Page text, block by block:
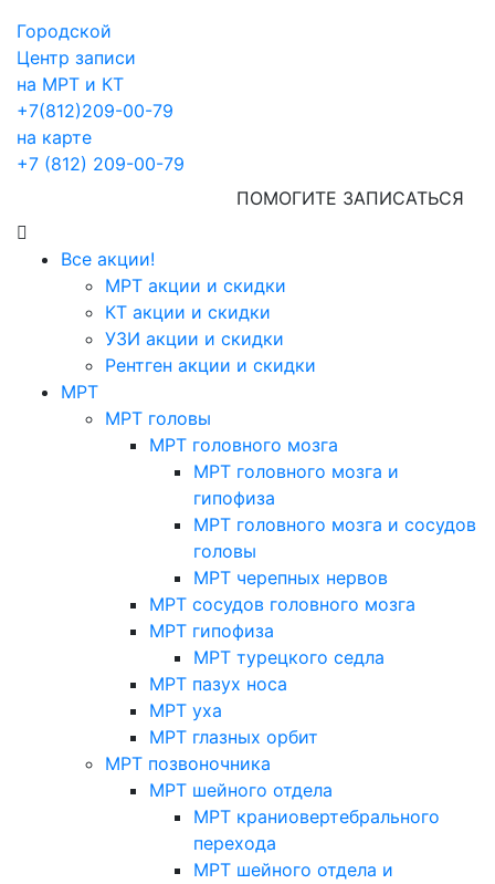
Городской
Центр записи
на МРТ и КТ
+7(812)209-00-79
на карте
+7 (812) 209-00-79
ПОМОГИТЕ ЗАПИСАТЬСЯ
Все акции!
МРТ акции и скидки
КТ акции и скидки
УЗИ акции и скидки
Рентген акции и скидки
МРТ
МРТ головы
МРТ головного мозга
МРТ головного мозга и
гипофиза
МРТ головного мозга и сосудов
головы
МРТ черепных нервов
МРТ сосудов головного мозга
МРТ гипофиза
МРТ турецкого седла
МРТ пазух носа
МРТ уха
МРТ глазных орбит
МРТ позвоночника
МРТ шейного отдела
МРТ краниовертебрального
перехода
МРТ шейного отдела и